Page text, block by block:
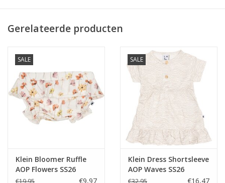
Gerelateerde producten
SALE
Klein Bloomer Ruffle
AOP Flowers SS26
€19,95 €9,97
SALE
Klein Dress Shortsleeve
AOP Waves SS26
€32,95 €16,47